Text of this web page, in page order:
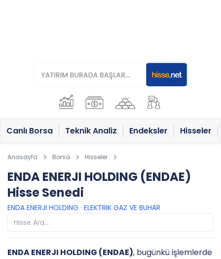
Canlı Borsa Teknik Analiz Endeksler Hisseler
Anasayfa Borsa Hisseler
ENDA ENERJI HOLDING (ENDAE)
Hisse Senedi
ENDA ENERJI HOLDING · ELEKTRIK GAZ VE BUHAR
ENDA ENERJI HOLDING (ENDAE), bugünkü işlemlerde